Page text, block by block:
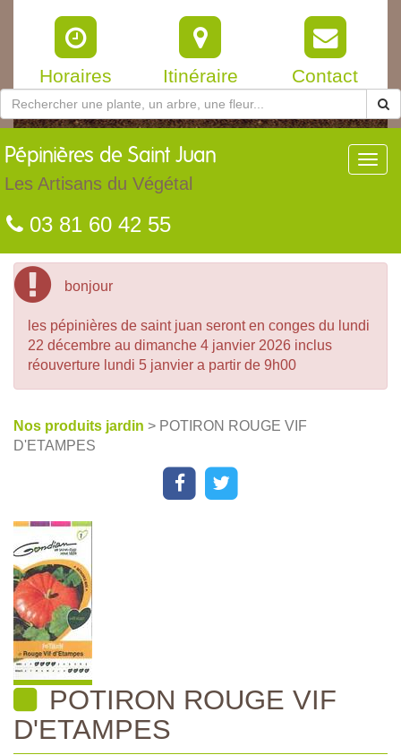
Horaires Itinéraire Contact
Pépinières de Saint Juan
Les Artisans du Végétal
03 81 60 42 55
bonjour
les pépinières de saint juan seront en conges du lundi
22 décembre au dimanche 4 janvier 2026 inclus
réouverture lundi 5 janvier a partir de 9h00
Nos produits jardin > POTIRON ROUGE VIF
D'ETAMPES
POTIRON ROUGE VIF
D'ETAMPES